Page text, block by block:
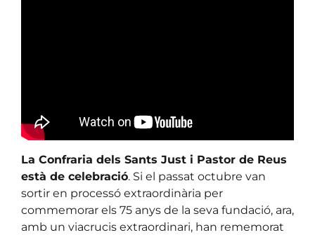
La Confraria dels Sants Just i Pastor de Reus
està de celebració. Si el passat octubre van
sortir en processó extraordinària per
commemorar els 75 anys de la seva fundació, ara,
amb un viacrucis extraordinari, han rememorat